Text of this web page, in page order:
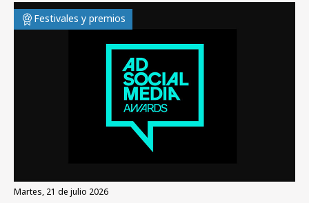
Festivales y premios
martes, 21 de julio 2026